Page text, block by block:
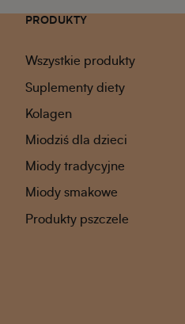
PRODUKTY
Wszystkie produkty
Suplementy diety
Kolagen
Miodziś dla dzieci
Miody tradycyjne
Miody smakowe
Produkty pszczele